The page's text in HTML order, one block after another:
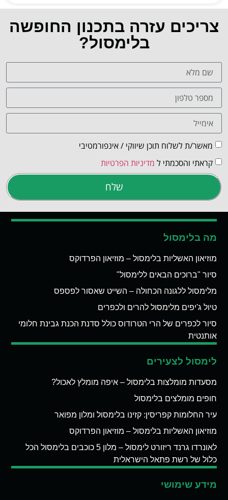
צריכים עזרה בתכנון החופשה
בלימסול?
מאשר/ת לשלוח תוכן שיווקי / אינפורמטיבי
קראתי והסכמתי ל מדיניות הפרטיות
שלח
מה בלימסול
מוזיאון האשליות בלימסול – מוזיאון הפרדוקס
סיור "ברוכים הבאים ללימסול"
מלימסול ללגונה הכחולה – השייט שאסור לפספס
טיול ג'יפים מלימסול להרים ולכפרים
סיור לכפרים של הרי הטרודוס כולל סדנת הכנת גבינת חלומי
אותנטית
לימסול לצעירים
מסעדות מומלצות בלימסול – איפה מומלץ לאכול?
חופים מומלצים בלימסול
עיר החלומות קפריסין: קזינו בלימסול ומלון מפואר
מוזיאון האשליות בלימסול – מוזיאון הפרדוקס
לאונרדו גרנד ריזורט לימסול – מלון 5 כוכבים בלימסול הכל
כלול של רשת פתאל הישראלית
מידע שימושי